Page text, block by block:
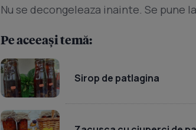
Nu se decongeleaza inainte. Se pune
Pe aceeași temă:
Sirop de patlagina